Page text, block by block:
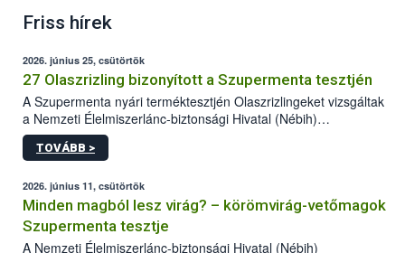
Friss hírek
2026. június 25, csütörtök
27 Olaszrizling bizonyított a Szupermenta tesztjén
A Szupermenta nyári terméktesztjén Olaszrizlingeket vizsgáltak
a Nemzeti Élelmiszerlánc-biztonsági Hivatal (Nébih)
szakemberei. Összesen 27 bor került „nagyító alá”, melyek az
élelmiszerbiztonsági és -minőségi vizsgálatok, valamint a
vizsgálaton az is kiderült, melyek a kóstolók által
legkedveltebbnek ítélt Olaszrizlingek.
TOVÁBB >
2026. június 11, csütörtök
Minden magból lesz virág? – körömvirág-vetőmagok
Szupermenta tesztje
A Nemzeti Élelmiszerlánc-biztonsági Hivatal (Nébih)